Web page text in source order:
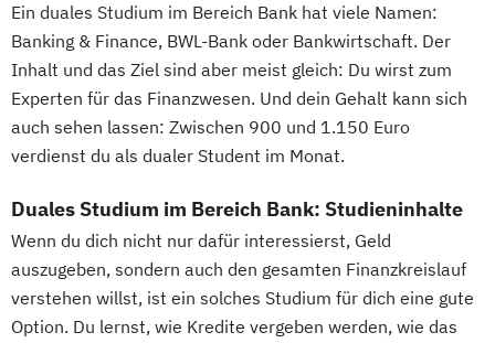
Hotellerie und Gastronomie
Data Science und Künstliche Intelligenz
Elektrotechnik und Informationstechnik
Embedded Systems
Informatik
Luft- und Raumfahrttechnik
Mediendesign Wirtschaftsinformatik
Wirtschaftsingenieurwesen
Ein duales Studium im Bereich Bank hat viele Namen:
Banking & Finance, BWL-Bank oder Bankwirtschaft. Der
Inhalt und das Ziel sind aber meist gleich: Du wirst zum
Experten für das Finanzwesen. Und dein Gehalt kann sich
auch sehen lassen: Zwischen 900 und 1.150 Euro
verdienst du als dualer Student im Monat.
Duales Studium im Bereich Bank: Studieninhalte
Wenn du dich nicht nur dafür interessierst, Geld
auszugeben, sondern auch den gesamten Finanzkreislauf
verstehen willst, ist ein solches Studium für dich eine gute
Option. Du lernst, wie Kredite vergeben werden, wie das